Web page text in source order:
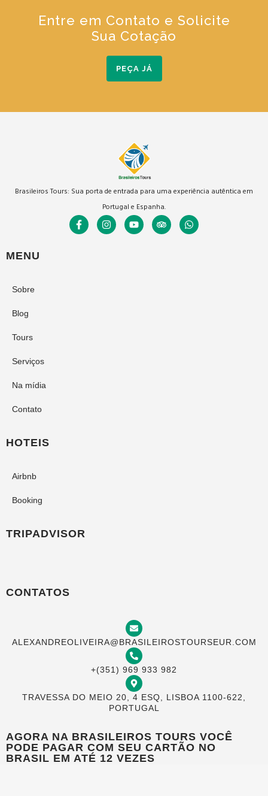
Entre em Contato e Solicite
Sua Cotação
PEÇA JÁ
Brasileiros Tours: Sua porta de entrada para uma experiência autêntica em
Portugal e Espanha.
MENU
Sobre
Blog
Tours
Serviços
Na mídia
Contato
HOTEIS
Airbnb
Booking
TRIPADVISOR
CONTATOS
ALEXANDREOLIVEIRA@BRASILEIROSTOURSEUR.COM
+(351) 969 933 982
TRAVESSA DO MEIO 20, 4 ESQ, LISBOA 1100-622,
PORTUGAL
AGORA NA BRASILEIROS TOURS VOCÊ
PODE PAGAR COM SEU CARTÃO NO
BRASIL EM ATÉ 12 VEZES